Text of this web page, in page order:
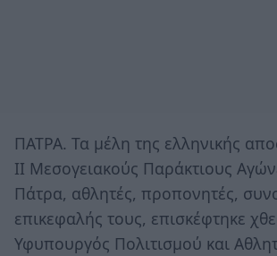
ΠΑΤΡΑ. Τα μέλη της ελληνικής
ΙΙ Μεσογειακούς Παράκτιους
Πάτρα, αθλητές, προπονητές,
επικεφαλής τους, επισκέφτηκε
Υφυπουργός Πολιτισμού και